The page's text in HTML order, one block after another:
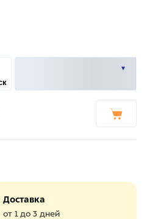
Доставка
от 1 до 3 дней